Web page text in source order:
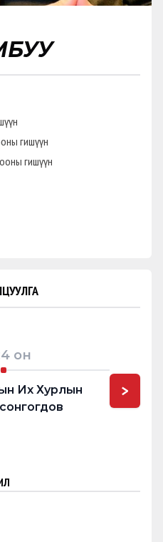
гишүүн
гишүүн
он
Их Хурлын
сонгогдов
>